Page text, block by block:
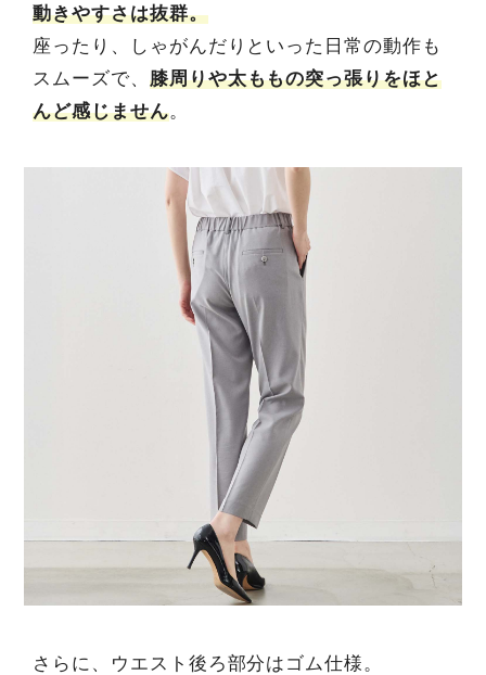
動きやすさは抜群。
座ったり、しゃがんだりといった日常の動作も
スムーズで、 膝周りや太ももの突っ張りをほと
んど感じません。
さらに、ウエスト後ろ部分はゴム仕様。